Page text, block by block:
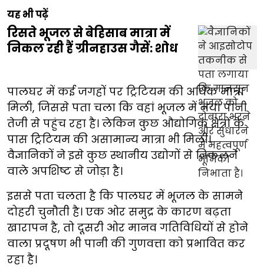
यह भी पढ़ें
रिसते भूजल से बेहिसाब मात्रा में
निकल रही हैं ग्रीनहाउस गैसें: शोध
पालघर में कई जगहों पर ट्रिटियम की अधिक मात्रा
मिली, जिससे पता चला कि वहां भूजल में नया पानी
तेजी से पहुंच रहा है। लेकिन कुछ औद्योगिक क्षेत्रों के
पास ट्रिटियम की असामान्य मात्रा भी मिली।
वैज्ञानिकों ने इसे कुछ स्थानीय उद्योगों से निकलने
वाले अपशिष्ट से जोड़ा है।
इससे पता चलता है कि पालघर में भूजल के सामने
दोहरी चुनौती है। एक ओर समुद्र के कारण बढ़ता
खारापन है, तो दूसरी ओर मानव गतिविधियों से होने
वाला प्रदूषण भी पानी की गुणवत्ता को प्रभावित कर
रहा है।